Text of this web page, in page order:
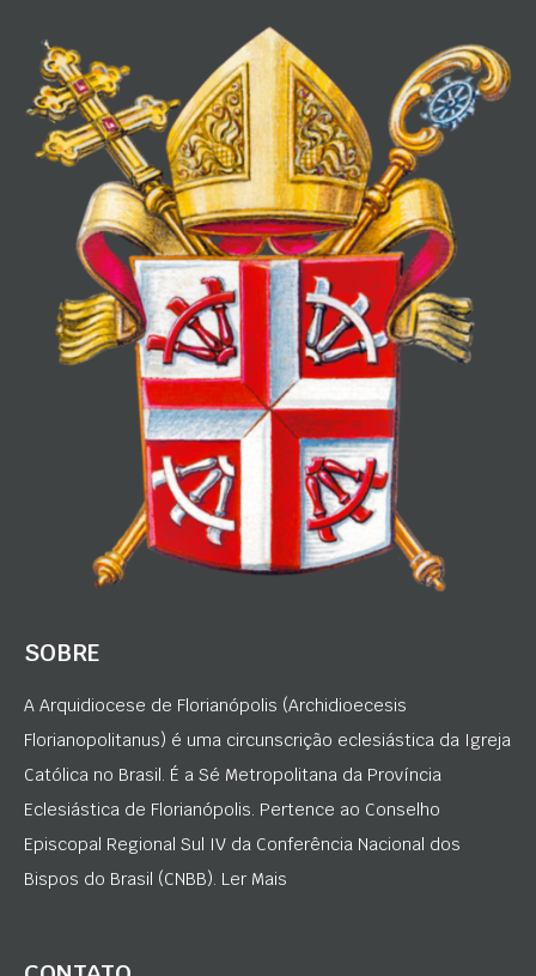
SOBRE
A Arquidiocese de Florianópolis (Archidioecesis
Florianopolitanus) é uma circunscrição eclesiástica da Igreja
Católica no Brasil. É a Sé Metropolitana da Província
Eclesiástica de Florianópolis. Pertence ao Conselho
Episcopal Regional Sul IV da Conferência Nacional dos
Bispos do Brasil (CNBB). Ler Mais